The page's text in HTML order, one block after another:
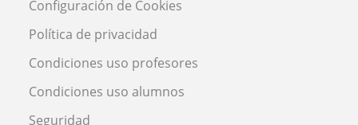
Configuración de Cookies
Política de privacidad
Condiciones uso profesores
Condiciones uso alumnos
Seguridad